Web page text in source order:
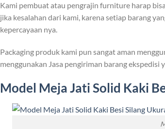
Kami pembuat atau pengrajin furniture harap
jika kesalahan dari kami, karena setiap barang
kepercayaan nya.
Packaging produk kami pun sangat aman
menggunakan Jasa pengiriman barang
Model Meja Jati Solid Kaki